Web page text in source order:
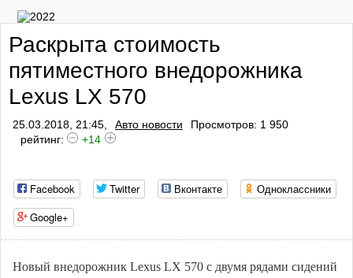
заболеваний вен и
Раскрыта стоимость
пятиместного внедорожника
Lexus LX 570
25.03.2018, 21:45, Авто новости
Просмотров: 1 950
рейтинг:
+14
Facebook Twitter Вконтакте
Одноклассники
Google+
Новый внедорожник Lexus LX 570 с двумя рядами сидений